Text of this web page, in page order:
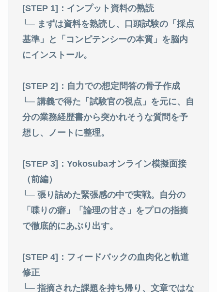
[STEP 1]：インプット資料の熟読
└─ まずは資料を熟読し、口頭試験の「採点
基準」と「コンピテンシーの本質」を脳内
にインストール。
[STEP 2]：自力での想定問答の骨子作成
└─ 講義で得た「試験官の視点」を元に、自
分の業務経歴書から突かれそうな質問を予
想し、ノートに整理。
[STEP 3]：Yokosubaオンライン模擬面接
（前編）
└─ 張り詰めた緊張感の中で実戦。自分の
「喋りの癖」「論理の甘さ」をプロの指摘
で徹底的にあぶり出す。
[STEP 4]：フィードバックの血肉化と軌道
修正
└─ 指摘された課題を持ち帰り、文章ではな